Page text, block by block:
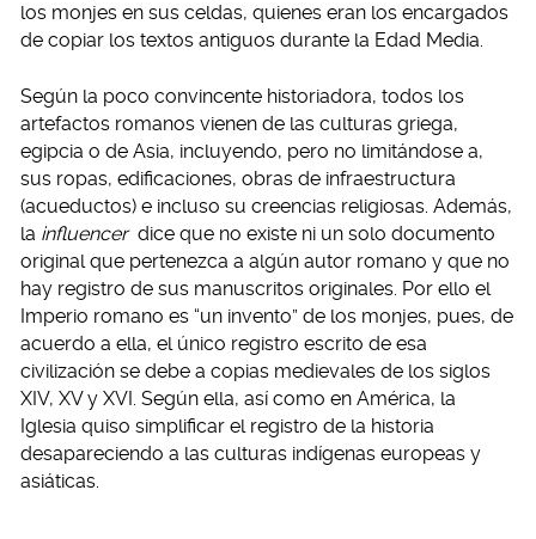
los monjes en sus celdas, quienes eran los encargados
de copiar los textos antiguos durante la Edad Media.
Según la poco convincente historiadora, todos los
artefactos romanos vienen de las culturas griega,
egipcia o de Asia, incluyendo, pero no limitándose a,
sus ropas, edificaciones, obras de infraestructura
(acueductos) e incluso su creencias religiosas. Además,
la influencer dice que no existe ni un solo documento
original que pertenezca a algún autor romano y que no
hay registro de sus manuscritos originales. Por ello el
Imperio romano es “un invento” de los monjes, pues, de
acuerdo a ella, el único registro escrito de esa
civilización se debe a copias medievales de los siglos
XIV, XV y XVI. Según ella, así como en América, la
Iglesia quiso simplificar el registro de la historia
desapareciendo a las culturas indígenas europeas y
asiáticas.